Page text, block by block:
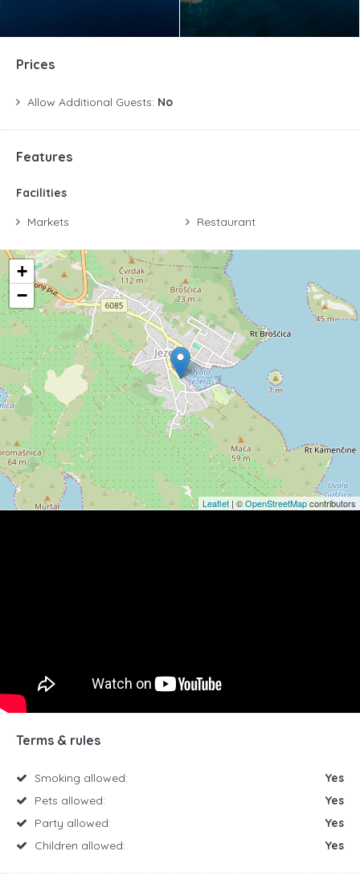
Prices
Allow Additional Guests: No
Features
Facilities
Markets
Restaurant
+
−
Leaflet| ©OpenStreetMapcontributors
Terms & rules
Smoking allowed:
Yes
Pets allowed:
Yes
Party allowed:
Yes
Children allowed:
Yes